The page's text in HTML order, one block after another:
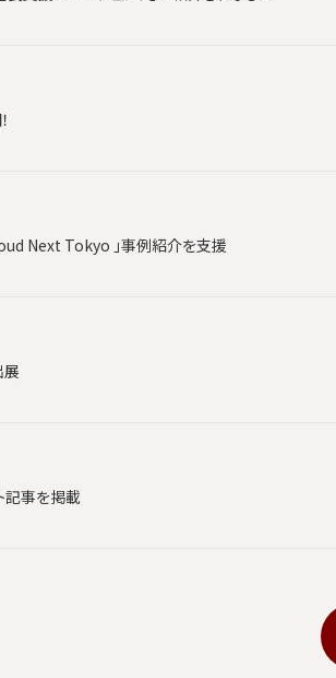
Next Tokyo 」事例紹介を支援
展
記事を掲載